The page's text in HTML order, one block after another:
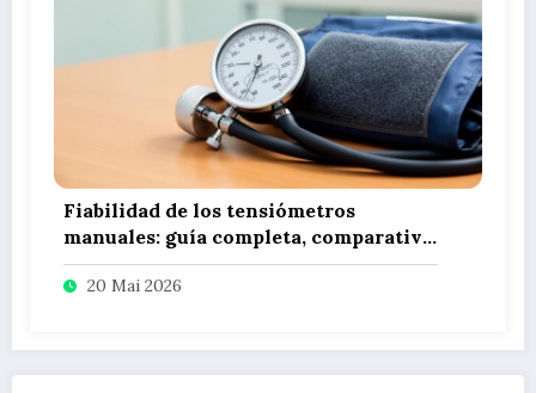
Fiabilidad de los tensiómetros
manuales: guía completa, comparativa
de precios y consejos de uso
20 Mai 2026